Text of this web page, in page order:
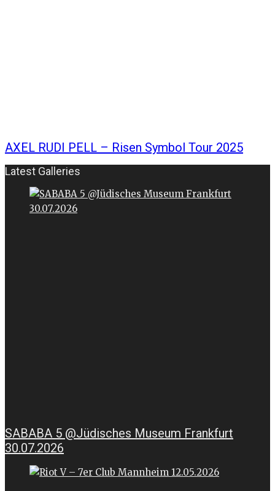
AXEL RUDI PELL – Risen Symbol Tour 2025
Latest Galleries
SABABA 5 @Jüdisches Museum Frankfurt
30.07.2026